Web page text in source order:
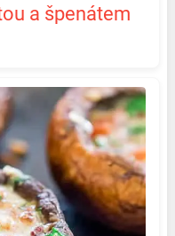
a špenátem